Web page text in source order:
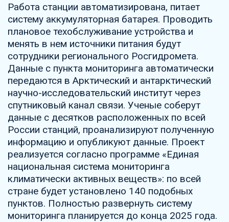
Работа станции автоматизирована, питает
систему аккумуляторная батарея. Проводить
плановое техобслуживание устройства и
менять в нем источники питания будут
сотрудники регионального Росгидромета.
Данные с пункта мониторинга автоматически
передаются в Арктический и антарктический
научно-исследовательский институт через
спутниковый канал связи. Ученые соберут
данные с десятков расположенных по всей
России станций, проанализируют полученную
информацию и опубликуют данные. Проект
реализуется согласно программе «Единая
национальная система мониторинга
климатически активных веществ»: по всей
стране будет установлено 140 подобных
пунктов. Полностью развернуть систему
мониторинга планируется до конца 2025 года.